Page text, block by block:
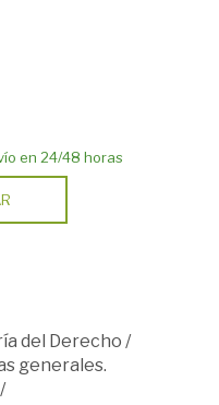
en 24/48 horas
del Derecho /
generales.
/